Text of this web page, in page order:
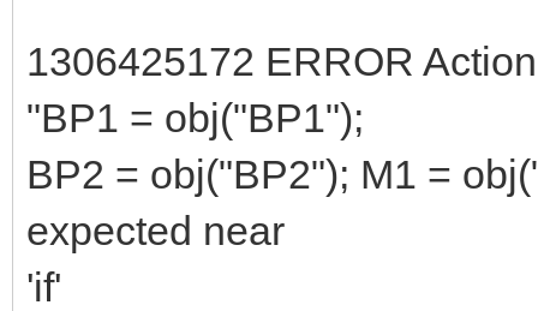
1306425172 ERROR
"BP1 = obj("BP1");
BP2 = obj("BP2"); M1 =
expected near
'if'